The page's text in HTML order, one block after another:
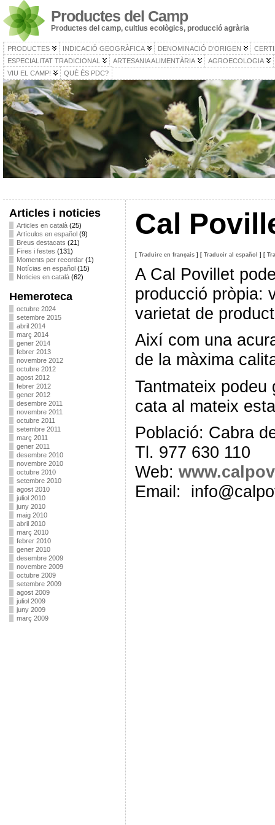
Productes del Camp
Productes del camp, cultius ecològics, producció agrària
PRODUCTES INDICACIÓ GEOGRÀFICA DENOMINACIÓ D’ORIGEN
ESPECIALITAT TRADICIONAL
ARTESANIA ALIMENTÀRIA
AGROECOLOGIA
VIU EL CAMP!
QUÈ ÉS PDC?
Articles i noticies
Articles en català(25)
Artículos en español(9)
Breus destacats (21)
Fires i festes (131)
Moments per recordar(1)
Notícias en español(15)
Noticies en català(62)
Hemeroteca
octubre 2024
setembre 2015
abril 2014
març 2014
gener 2014
febrer 2013
novembre 2012
octubre 2012
agost 2012
febrer 2012
gener 2012
desembre 2011
novembre 2011
octubre 2011
setembre 2011
març 2011
gener 2011
desembre 2010
novembre 2010
octubre 2010
setembre 2010
agost 2010
juliol 2010
juny 2010
maig 2010
abril 2010
març 2010
febrer 2010
gener 2010
desembre 2009
novembre 2009
octubre 2009
setembre 2009
agost 2009
juliol 2009
juny 2009
març 2009
Cal
[ Traduire en français] [ Traducir al español ] [
A Cal Povillet
producció pròpia:
varietat de
Així com una
de la màxima
Tantmateix
cata al mateix
Població: Cabra
Tl. 977 630 110
Web:
Email: